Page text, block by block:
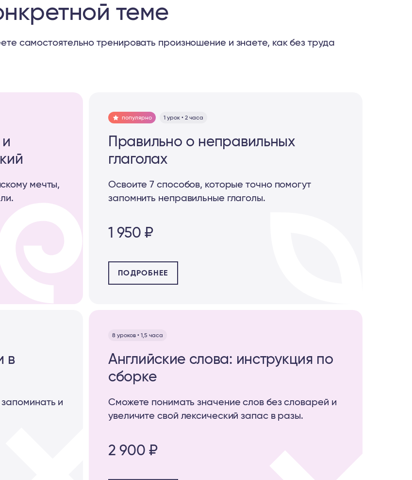
теме
самостоятельно тренировать произношение и знаете, как без труда
мечты,
популярно 1 урок • 2 часа
Правильно о неправильных
глаголах
Освоите 7 способов, которые точно помогут
запомнить неправильные глаголы.
1 950 ₽
ПОДРОБНЕЕ
в
и
8 уроков • 1,5 часа
Английские слова: инструкция по
сборке
Сможете понимать значение слов без словарей и
увеличите свой лексический запас в разы.
2 900 ₽